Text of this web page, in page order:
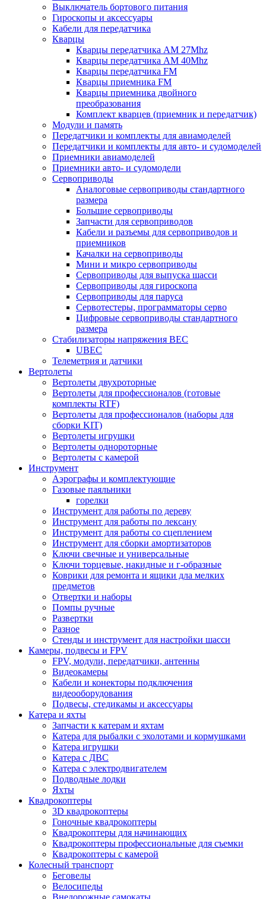
Выключатель бортового питания
Гироскопы и аксессуары
Кабели для передатчика
Кварцы
Кварцы передатчика AM 27Mhz
Кварцы передатчика AM 40Mhz
Кварцы передатчика FM
Кварцы приемника FM
Кварцы приемника двойного
преобразования
Комплект кварцев (приемник и передатчик)
Модули и память
Передатчики и комплекты для авиамоделей
Передатчики и комплекты для авто- и судомоделей
Приемники авиамоделей
Приемники авто- и судомодели
Сервоприводы
Аналоговые сервоприводы стандартного
размера
Большие сервоприводы
Запчасти для сервоприводов
Кабели и разъемы для сервоприводов и
приемников
Качалки на сервоприводы
Мини и микро сервоприводы
Сервоприводы для выпуска шасси
Сервоприводы для гироскопа
Сервоприводы для паруса
Сервотестеры, программаторы серво
Цифровые сервоприводы стандартного
размера
Стабилизаторы напряжения BEC
UBEC
Телеметрия и датчики
Вертолеты
Вертолеты двухроторные
Вертолеты для профессионалов (готовые
комплекты RTF)
Вертолеты для профессионалов (наборы для
сборки KIT)
Вертолеты игрушки
Вертолеты однороторные
Вертолеты с камерой
Инструмент
Аэрографы и комплектующие
Газовые паяльники
горелки
Инструмент для работы по дереву
Инструмент для работы по лексану
Инструмент для работы со сцеплением
Инструмент для сборки амортизаторов
Ключи свечные и универсальные
Ключи торцевые, накидные и г-образные
Коврики для ремонта и ящики дла мелких
предметов
Отвертки и наборы
Помпы ручные
Развертки
Разное
Стенды и инструмент для настройки шасси
Камеры, подвесы и FPV
FPV, модули, передатчики, антенны
Видеокамеры
Кабели и конекторы подключения
видеооборудования
Подвесы, стедикамы и аксессуары
Катера и яхты
Запчасти к катерам и яхтам
Катера для рыбалки с эхолотами и кормушками
Катера игрушки
Катера с ДВС
Катера с электродвигателем
Подводные лодки
Яхты
Квадрокоптеры
3D квадрокоптеры
Гоночные квадрокоптеры
Квадрокоптеры для начинающих
Квадрокоптеры профессиональные для съемки
Квадрокоптеры с камерой
Колесный транспорт
Беговелы
Велосипеды
Внедорожные самокаты